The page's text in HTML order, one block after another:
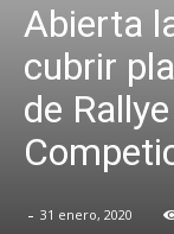
Abierta
cubrir
de
- 31 enero, 2020